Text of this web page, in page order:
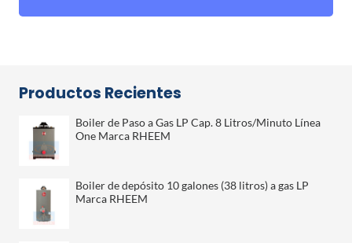
Productos Recientes
Boiler de Paso a Gas LP Cap. 8 Litros/Minuto Línea
One Marca RHEEM
Boiler de depósito 10 galones (38 litros) a gas LP
Marca RHEEM